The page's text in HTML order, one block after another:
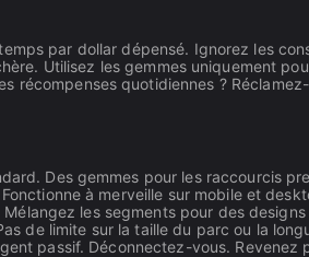
par dollar dépensé. Ignorez les
Utilisez les gemmes uniquement
récompenses quotidiennes ?
Des gemmes pour les raccourcis
à merveille sur mobile et
les segments pour des designs
de limite sur la taille du parc ou la
passif. Déconnectez-vous. Revenez